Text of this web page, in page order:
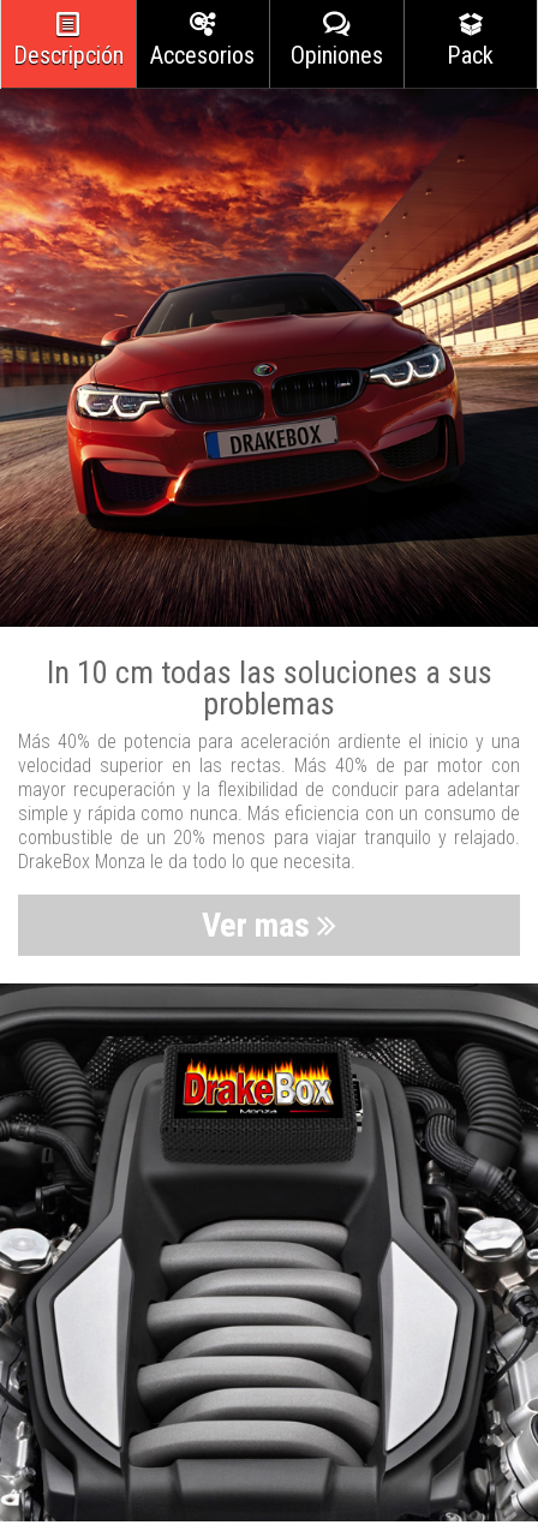
Descripción Accesorios Opiniones Pack
In 10 cm todas las soluciones a sus
problemas
Más 40% de potencia para aceleración ardiente el inicio y una
velocidad superior en las rectas. Más 40% de par motor con
mayor recuperación y la flexibilidad de conducir para adelantar
simple y rápida como nunca. Más eficiencia con un consumo de
combustible de un 20% menos para viajar tranquilo y relajado.
DrakeBox Monza le da todo lo que necesita.
Ver mas